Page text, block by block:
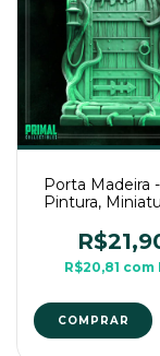
Porta Madeira
Pintura,
R$20,81 com